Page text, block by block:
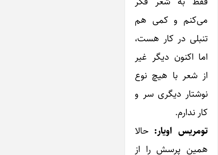
می‌کنم و کمی‌ هم
تنبلی در کار هست،
‌اما اکنون دیگر غیر
از شعر با هیچ نوع
نوشتار دیگری سر و
کار ندارم.
تومریس اویار: حالا
همین پرسش را از